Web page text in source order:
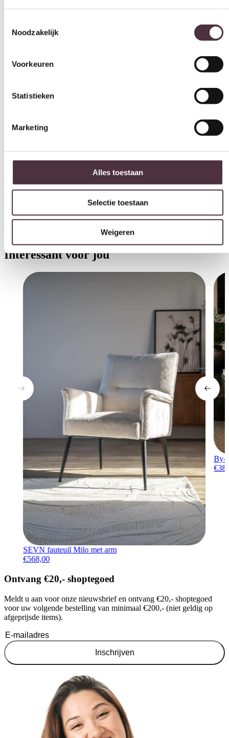
Voorkeuren
Statistieken
Marketing
beige
By-Boo
Ja
All in house Just enjoy 5 jaar vlek en constructie garantie
Fauteuils
Gratisthuis bezorgd boven de €100,-
2500m2 showroom
Interessant voor jou
SEVN fauteuil Milo met arm
€568,00
By-
€
Ontvang €20,- shoptegoed
Meldt u aan voor onze nieuwsbrief en ontvang €20,- shoptegoed
voor uw volgende bestelling van minimaal €200,- (niet geldig op
afgeprijsde items).
Inschrijven